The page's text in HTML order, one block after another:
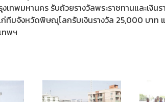
ทพมหานคร รับถ้วยรางวัลพระราชทานและเ
ทีมจังหวัดพิษณุโลกรับเงินรางวัล 25,000 บา
พฯ